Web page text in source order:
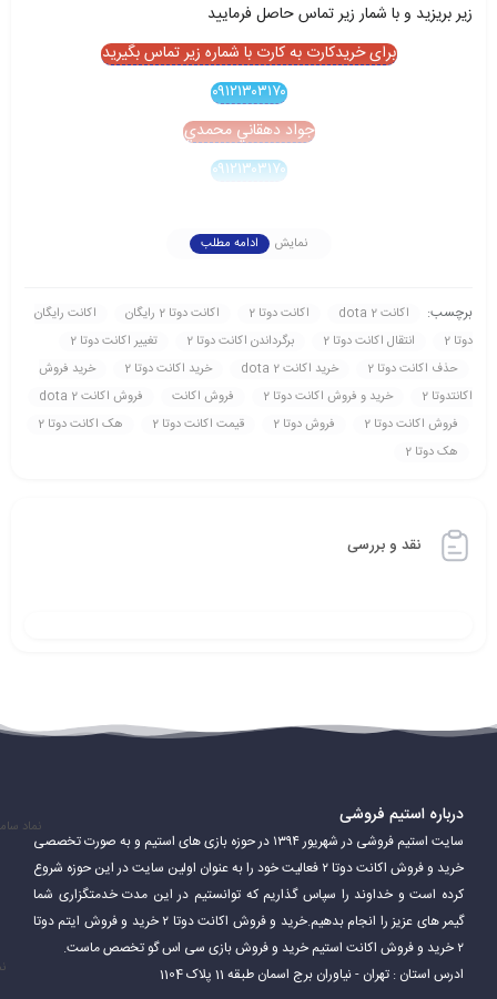
زير بريزيد و با شمار زير تماس حاصل فرماييد
برای خریدکارت به کارت با شماره زیر تماس بگیرید
۰۹۱۲۱۳۰۳۱۷۰
جواد دهقاني محمدي
۰۹۱۲۱۳۰۳۱۷۰
نمایش ادامه مطلب
برچسب: اکانت dota 2 اکانت دوتا 2 اکانت دوتا 2 رايگان
اکانت رايگان
دوتا 2
انتقال اکانت دوتا 2 برگرداندن اکانت دوتا 2
تغيير اکانت دوتا 2
حذف اکانت دوتا 2
خريد اکانت dota 2 خريد اکانت دوتا 2
خريد فروش
اکانتدوتا 2
خريد و فروش اکانت دوتا 2 فروش اکانت
فروش اکانت dota 2
فروش اکانت دوتا 2
فروش دوتا 2 قيمت اکانت دوتا 2
هک اکانت دوتا 2
هک دوتا 2
نقد و بررسی
درباره استیم فروشی
سایت استیم فروشی در شهریور ۱۳۹۴ در حوزه بازی های استیم و به صورت تخصصی
خرید و فروش اکانت دوتا ۲ فعالیت خود را به عنوان اولین سایت در این حوزه شروع
کرده است و خداوند را سپاس گذاریم که توانستیم در این مدت خدمتگزاری شما
گیمر های عزیز را انجام بدهیم.خرید و فروش اکانت دوتا ۲ خرید و فروش ایتم دوتا
۲ خرید و فروش اکانت استیم خرید و فروش بازی سی اس گو تخصص ماست.
ادرس استان : تهران - نیاوران برج اسمان طبقه 11 پلاک 1104
نماد